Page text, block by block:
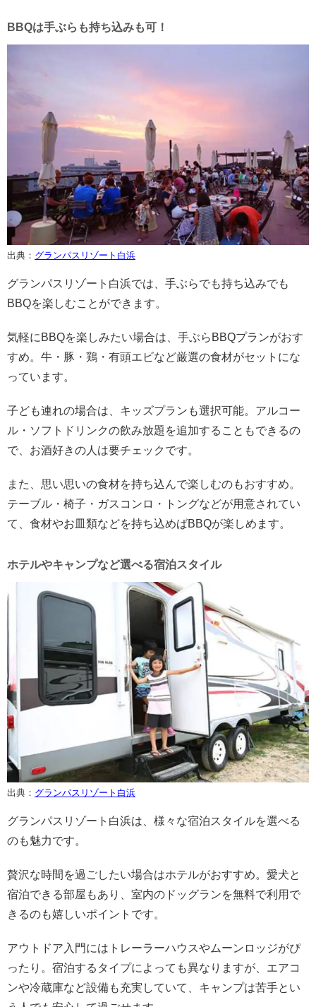
BBQは手ぶらも持ち込みも可！
出典： グランパスリゾート白浜
グランパスリゾート白浜では、手ぶらでも持ち込みでも
BBQを楽しむことができます。
気軽にBBQを楽しみたい場合は、手ぶらBBQプランがおす
すめ。牛・豚・鶏・有頭エビなど厳選の食材がセットにな
っています。
子ども連れの場合は、キッズプランも選択可能。アルコー
ル・ソフトドリンクの飲み放題を追加することもできるの
で、お酒好きの人は要チェックです。
また、思い思いの食材を持ち込んで楽しむのもおすすめ。
テーブル・椅子・ガスコンロ・トングなどが用意されてい
て、食材やお皿類などを持ち込めばBBQが楽しめます。
ホテルやキャンプなど選べる宿泊スタイル
出典： グランパスリゾート白浜
グランパスリゾート白浜は、様々な宿泊スタイルを選べる
のも魅力です。
贅沢な時間を過ごしたい場合はホテルがおすすめ。愛犬と
宿泊できる部屋もあり、室内のドッグランを無料で利用で
きるのも嬉しいポイントです。
アウトドア入門にはトレーラーハウスやムーンロッジがぴ
ったり。宿泊するタイプによっても異なりますが、エアコ
ンや冷蔵庫など設備も充実していて、キャンプは苦手とい